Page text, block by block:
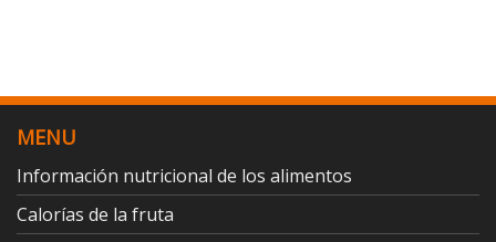
MENU
Información nutricional de los alimentos
Calorías de la fruta